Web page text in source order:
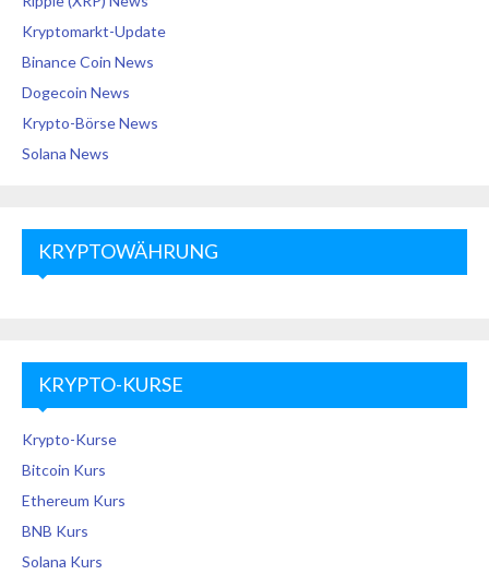
Kryptomarkt-Update
Binance Coin News
Dogecoin News
Krypto-Börse News
Solana News
KRYPTOWÄHRUNG
KRYPTO-KURSE
Krypto-Kurse
Bitcoin Kurs
Ethereum Kurs
BNB Kurs
Solana Kurs